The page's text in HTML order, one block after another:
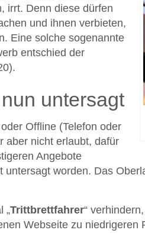
irrt. Denn diese dürfen
und ihnen verbieten,
Eine solche sogenannte
entschied der
nun untersagt
Offline (Telefon oder
aber nicht erlaubt, dafür
Angebote
worden. Das
„Trittbrettfahrer“
Webseite zu niedrigeren